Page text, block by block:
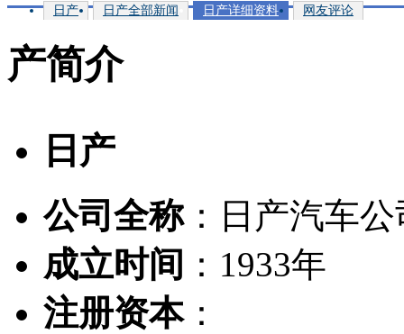
日产 日产全部新闻 日产详细资料 网友评论
产简介
日产
公司全称：日产汽车公
成立时间 ：1933年
注册资本：